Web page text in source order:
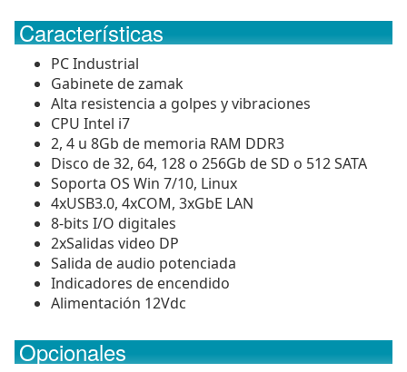
Características
PC Industrial
Gabinete de zamak
Alta resistencia a golpes y vibraciones
CPU Intel i7
2, 4 u 8Gb de memoria RAM DDR3
Disco de 32, 64, 128 o 256Gb de SD o 512 SATA
Soporta OS Win 7/10, Linux
4xUSB3.0, 4xCOM, 3xGbE LAN
8-bits I/O digitales
2xSalidas video DP
Salida de audio potenciada
Indicadores de encendido
Alimentación 12Vdc
Opcionales